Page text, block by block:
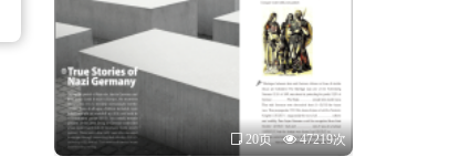
20页 47219次